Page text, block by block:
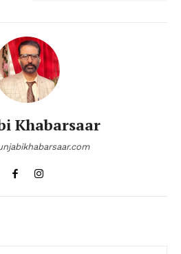
Khabarsaar